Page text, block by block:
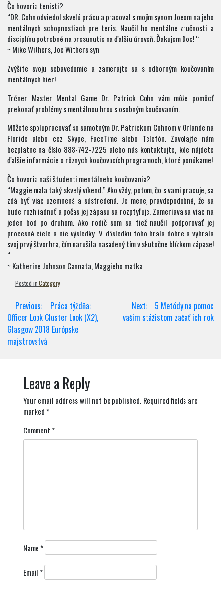
Čo hovoria tenisti?
“DR. Cohn odviedol skvelú prácu a pracoval s mojím synom Joeom na jeho
mentálnych schopnostiach pre tenis. Naučil ho mentálne zručnosti a
disciplínu potrebné na presunutie na ďalšiu úroveň. Ďakujem Doc! “
~ Mike Withers, Joe Withers syn
Zvýšite svoju sebavedomie a zamerajte sa s odborným koučovaním
mentálnych hier!
Tréner Master Mental Game Dr. Patrick Cohn vám môže pomôcť
prekonať problémy s mentálnou hrou s osobným koučovaním.
Môžete spolupracovať so samotným Dr. Patrickom Cohnom v Orlande na
Floride alebo cez Skype, FaceTime alebo Telefón. Zavolajte nám
bezplatne na číslo 888-742-7225 alebo nás kontaktujte, kde nájdete
ďalšie informácie o rôznych koučovacích programoch, ktoré ponúkame!
Čo hovoria naši študenti mentálneho koučovania?
“Maggie mala taký skvelý víkend.” Ako vždy, potom, čo s vami pracuje, sa
zdá byť viac uzemnená a sústredená. Je menej pravdepodobné, že sa
bude rozhliadnuť a počas jej zápasu sa rozptyľuje. Zameriava sa viac na
jeden bod po druhom. Ako rodič som sa tiež naučil podporovať jej
procesné ciele a nie výsledky. V dôsledku toho hrala dobre a vyhrala
svoj prvý štvorhra, čím narušila nasadený tím v skutočne blízkom zápase!
“
~ Katherine Johnson Cannata, Maggieho matka
Posted in Category
Post
navigation
Previous:
Práca týždňa:
Officer Look Cluster Look (X2),
Glasgow 2018 Európske
majstrovstvá
Next:
5 Metódy na pomoc
vašim stážistom začať ich rok
Leave a Reply
Your email address will not be published. Required fields are
marked *
Comment *
Name *
Email *